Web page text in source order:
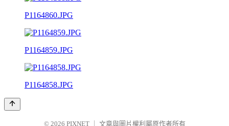
P1164860.JPG
P1164859.JPG
P1164858.JPG
© 2026 PIXNET 文章與圖片權利屬原作者所有